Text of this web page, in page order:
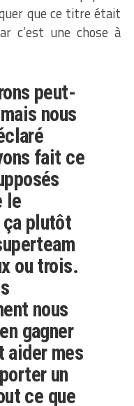
que ce titre était
c’est une chose à
peut-
nous
fait ce
le
plutôt
ou trois.
nous
gagner
aider mes
un
ce que